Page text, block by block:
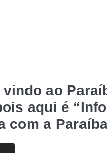
vindo ao
aqui é
com a